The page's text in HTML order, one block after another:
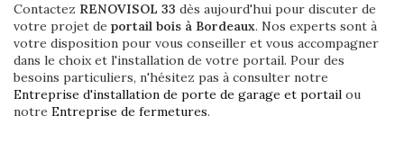
Contactez RENOVISOL 33 dès aujourd'hui pour discuter de
votre projet de portail bois à Bordeaux. Nos experts sont à
votre disposition pour vous conseiller et vous accompagner
dans le choix et l'installation de votre portail. Pour des
besoins particuliers, n'hésitez pas à consulter notre
Entreprise d'installation de porte de garage et portail ou
notre Entreprise de fermetures.